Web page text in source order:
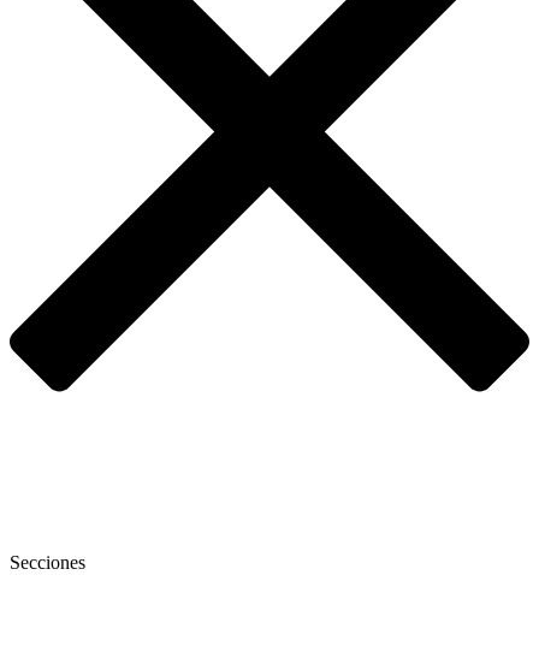
Secciones